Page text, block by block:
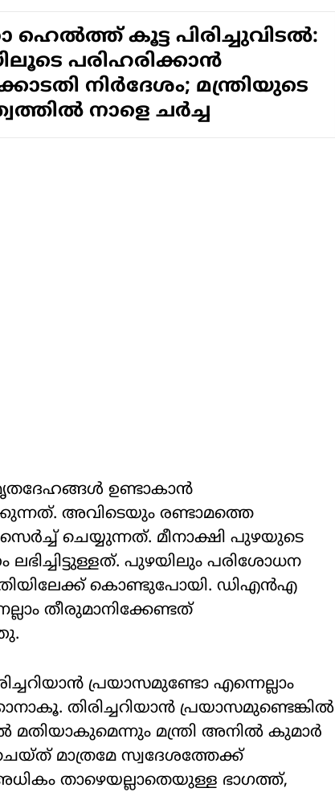
കൂട്ട പിരിച്ചുവിടല്‍:
പരിഹരിക്കാന്‍
നിര്‍ദേശം; മന്ത്രിയുടെ
നാളെ ചര്‍ച്ച
ഉണ്ടാകാന്‍
അവിടെയും രണ്ടാമത്തെ
ചെയ്യുന്നത്. മീനാക്ഷി പുഴയുടെ
പുഴയിലും പരിശോധന
കൊണ്ടുപോയി. ഡിഎന്‍എ
തീരുമാനിക്കേണ്ടത്
പ്രയാസമുണ്ടോ എന്നെല്ലാം
തിരിച്ചറിയാന്‍ പ്രയാസമുണ്ടെങ്കില്‍
മതിയാകുമെന്നും മന്ത്രി അനില്‍ കുമാര്‍
മാത്രമേ സ്വദേശത്തേക്ക്
താഴെയല്ലാതെയുള്ള ഭാഗത്ത്,